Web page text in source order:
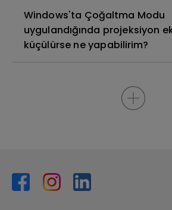
Windows'ta Çoğaltma Modu
uygulandığında projeksiyon
küçülürse ne yapabilirim?